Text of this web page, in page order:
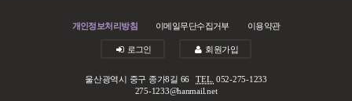
개인정보처리방침 이메일무단수집거부 이용약관
로그인 회원가입
울산광역시 중구 종가8길 66TEL. 052-275-1233
275-1233@hanmail.net